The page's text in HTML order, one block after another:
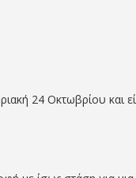
24 Οκτωβρίου και